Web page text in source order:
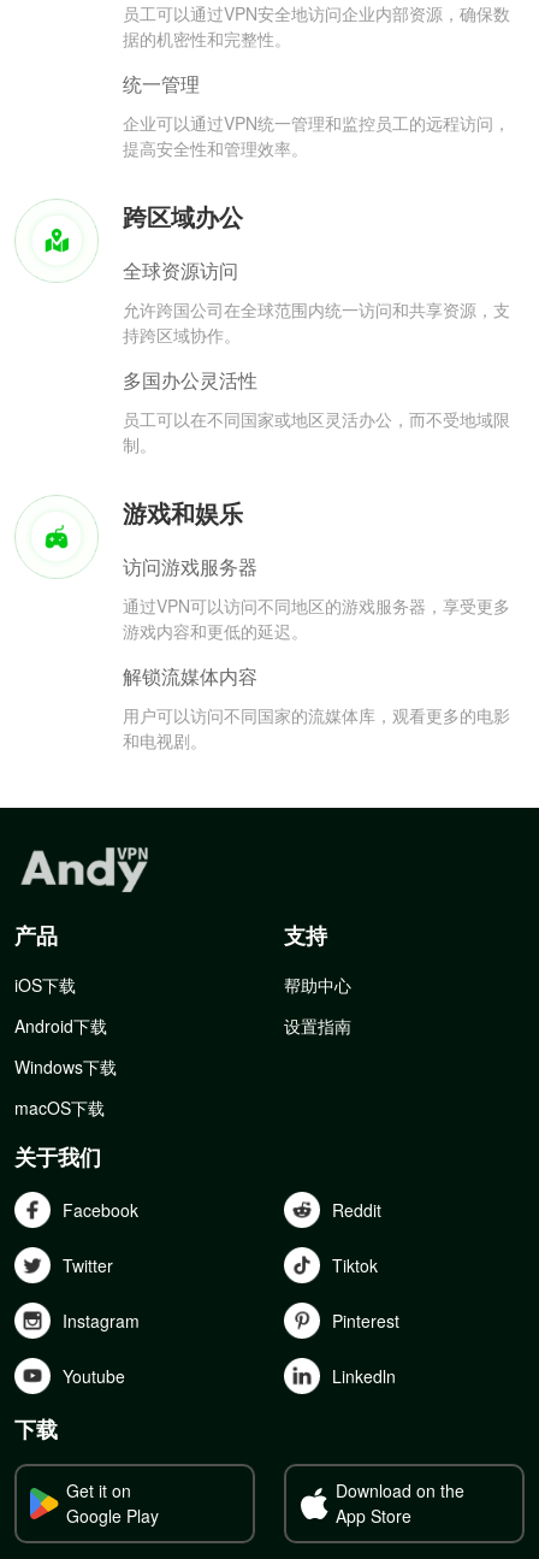
员工可以通过VPN安全地访问企业内部资源，确保数
据的机密性和完整性。
统一管理
企业可以通过VPN统一管理和监控员工的远程访问，
提高安全性和管理效率。
跨区域办公
全球资源访问
允许跨国公司在全球范围内统一访问和共享资源，支
持跨区域协作。
多国办公灵活性
员工可以在不同国家或地区灵活办公，而不受地域限
制。
游戏和娱乐
访问游戏服务器
通过VPN可以访问不同地区的游戏服务器，享受更多
游戏内容和更低的延迟。
解锁流媒体内容
用户可以访问不同国家的流媒体库，观看更多的电影
和电视剧。
产品
iOS下载
Android下载
Windows下载
macOS下载
支持
帮助中心
设置指南
关于我们
Facebook Reddit
Twitter Tiktok
Instagram Pinterest
Youtube Linkedln
下载
Get it on
Google Play
Download on the
App Store